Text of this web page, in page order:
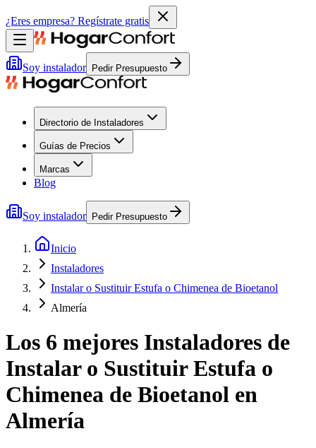
¿Eres empresa? Regístrate gratis
Soy instalador Pedir Presupuesto
Directorio de Instaladores
Guías de Precios
Marcas
Blog
Soy instalador Pedir Presupuesto
Inicio
Instaladores
Instalar o Sustituir Estufa o Chimenea de Bioetanol
Almería
Los 6 mejores Instaladores de
Instalar o Sustituir Estufa o
Chimenea de Bioetanol en
Almería